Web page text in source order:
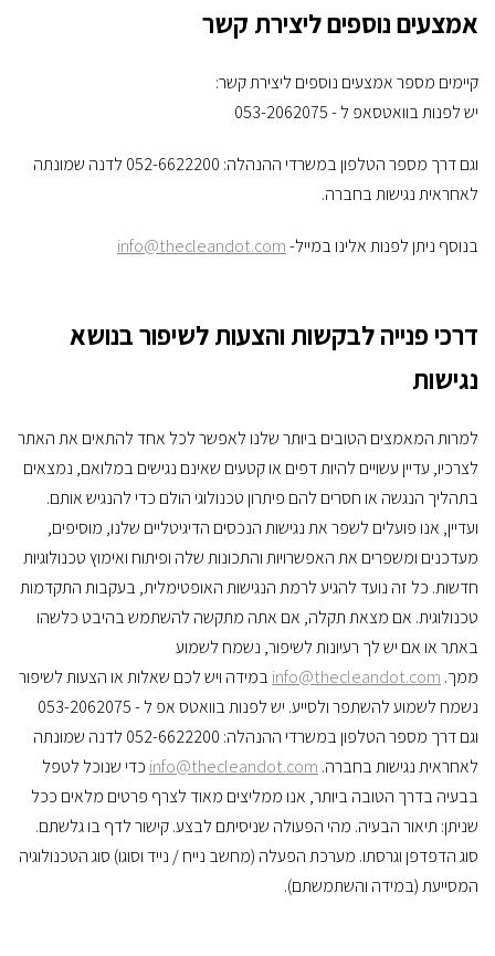
אמצעים נוספים ליצירת קשר
קיימים מספר אמצעים נוספים ליצירת קשר:
יש לפנות בוואטסאפ ל - 053-2062075
וגם דרך מספר הטלפון במשרדי ההנהלה: 052-6622200 לדנה שמונתה
לאחראית נגישות בחברה.
בנוסף ניתן לפנות אלינו במייל-info@thecleandot.com
דרכי פנייה לבקשות והצעות לשיפור בנושא
נגישות
למרות המאמצים הטובים ביותר שלנו לאפשר לכל אחד להתאים את האתר
לצרכיו, עדיין עשויים להיות דפים או קטעים שאינם נגישים במלואם, נמצאים
בתהליך הנגשה או חסרים להם פיתרון טכנולוגי הולם כדי להנגיש אותם.
ועדיין, אנו פועלים לשפר את נגישות הנכסים הדיגיטליים שלנו, מוסיפים,
מעדכנים ומשפרים את האפשרויות והתכונות שלה ופיתוח ואימוץ טכנולוגיות
חדשות. כל זה נועד להגיע לרמת הנגישות האופטימלית, בעקבות התקדמות
טכנולוגית. אם מצאת תקלה, אם אתה מתקשה להשתמש בהיבט כלשהו
באתר או אם יש לך רעיונות לשיפור, נשמח לשמוע
ממך. info@thecleandot.com במידה ויש לכם שאלות או הצעות לשיפור
נשמח לשמוע להשתפר ולסייע. יש לפנות בוואטס אפ ל - 053-2062075
וגם דרך מספר הטלפון במשרדי ההנהלה: 052-6622200 לדנה שמונתה
לאחראית נגישות בחברה. info@thecleandot.com כדי שנוכל לטפל
בבעיה בדרך הטובה ביותר, אנו ממליצים מאוד לצרף פרטים מלאים ככל
שניתן: תיאור הבעיה. מהי הפעולה שניסיתם לבצע. קישור לדף בו גלשתם.
סוג הדפדפן וגרסתו. מערכת הפעלה (מחשב נייח / נייד וסוגו) סוג הטכנולוגיה
המסייעת (במידה והשתמשתם).